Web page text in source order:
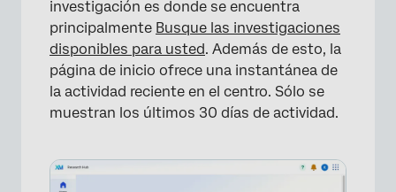
investigación es donde se encuentra
principalmente Busque las investigaciones
disponibles para usted. Además de esto, la
página de inicio ofrece una instantánea de
la actividad reciente en el centro. Sólo se
muestran los últimos 30 días de actividad.